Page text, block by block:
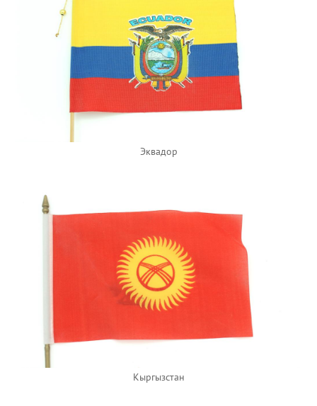
Эквадор
Кыргызстан